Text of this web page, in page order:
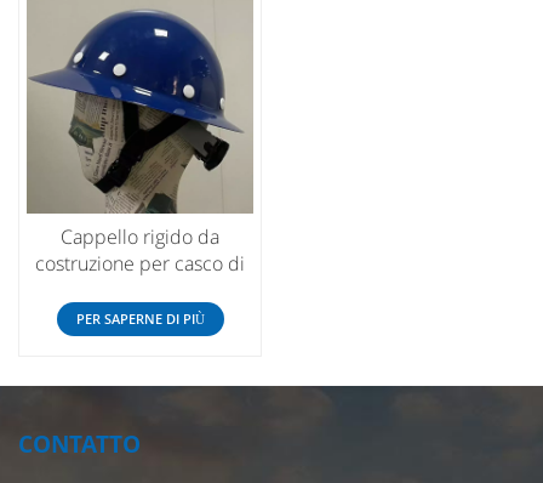
Cappello rigido da
costruzione per casco di
all'ingrosso in Cina
PER SAPERNE DI PIÙ
CONTATTO